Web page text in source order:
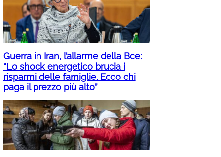
Guerra in Iran, l’allarme della Bce:
“Lo shock energetico brucia i
risparmi delle famiglie. Ecco chi
paga il prezzo più alto”